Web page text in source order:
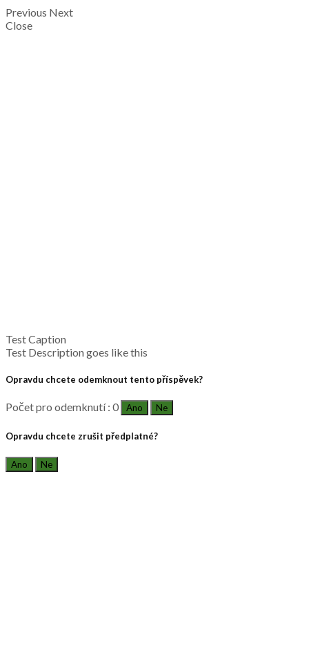
Previous Next
Close
Test Caption
Test Description goes like this
Opravdu chcete odemknout tento příspěvek?
Počet pro odemknutí : 0 Ano Ne
Opravdu chcete zrušit předplatné?
Ano Ne